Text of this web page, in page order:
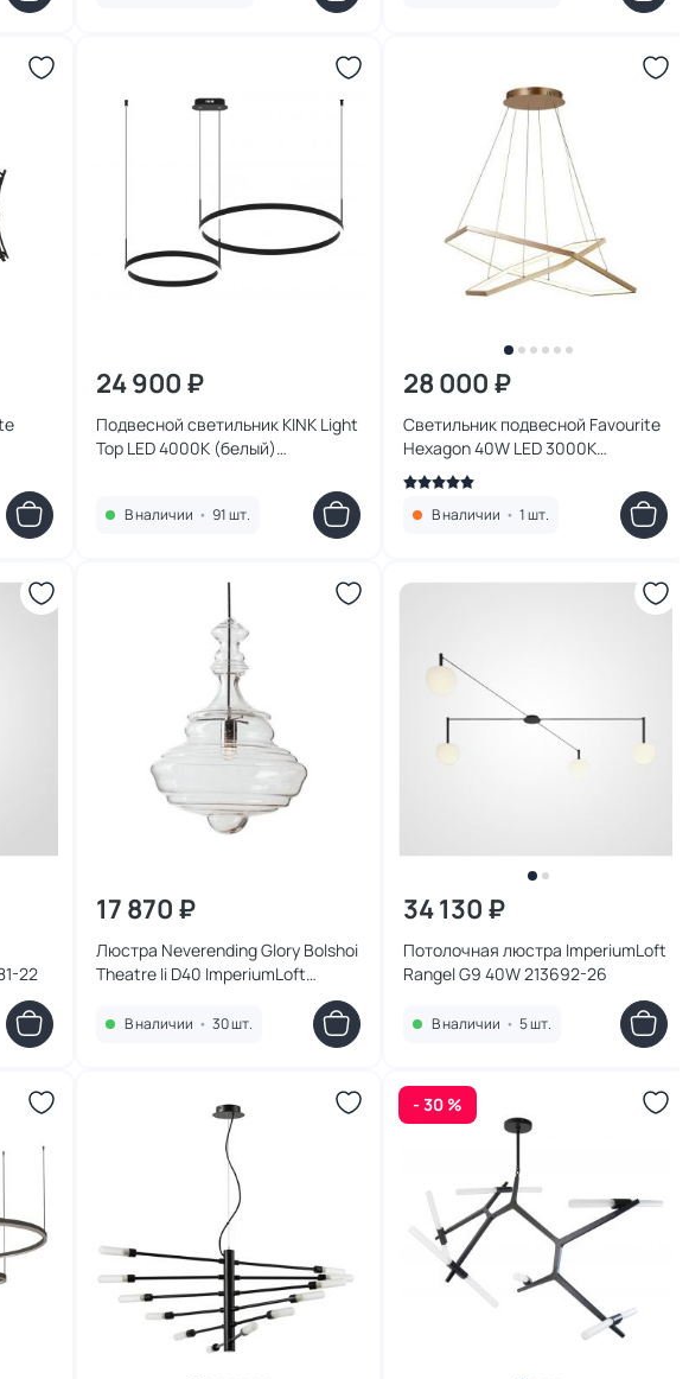
24 900 ₽
Подвесной светильник KINK Light
Тор LED 4000К (белый)
В наличии • 91 шт.
28 000 ₽
Светильник подвесной Favourite
Hexagon 40W LED 3000К
(теплый) 2103-14P
В наличии • 1 шт.
22
17 870 ₽
Люстра Neverending Glory Bolshoi
Theatre Ii D40 ImperiumLoft
В наличии • 30 шт.
34 130 ₽
Потолочная люстра ImperiumLoft
Rangel G9 40W 213692-26
В наличии • 5 шт.
- 30 %